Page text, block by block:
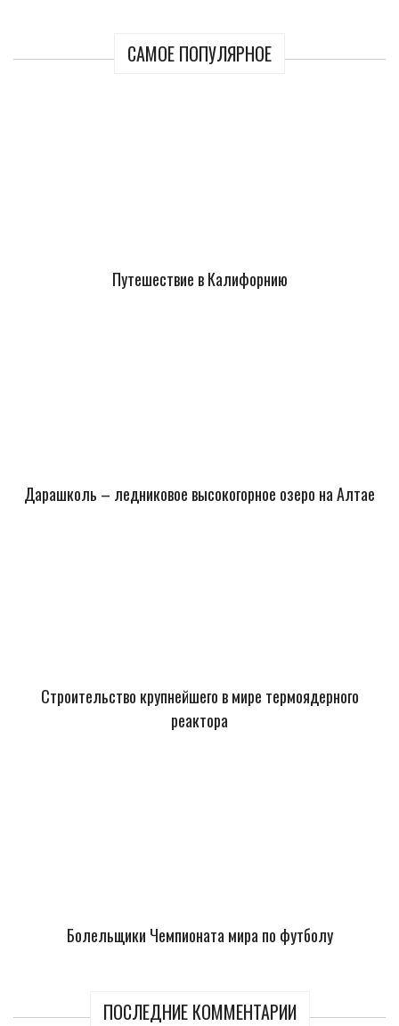
САМОЕ ПОПУЛЯРНОЕ
Путешествие в Калифорнию
Дарашколь – ледниковое высокогорное озеро на Алтае
Строительство крупнейшего в мире термоядерного
реактора
Болельщики Чемпионата мира по футболу
ПОСЛЕДНИЕ КОММЕНТАРИИ